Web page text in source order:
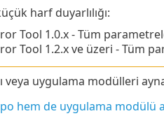
harf duyarlılığı:
Tool 1.0.x- Tüm
Tool 1.2.x ve üzeri - Tüm
veya uygulama modülleri
hem de uygulama modülü